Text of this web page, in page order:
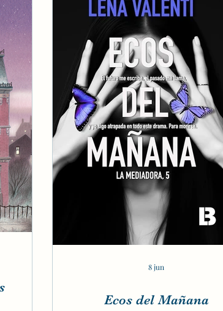
Ecos del Mañana
8 jun